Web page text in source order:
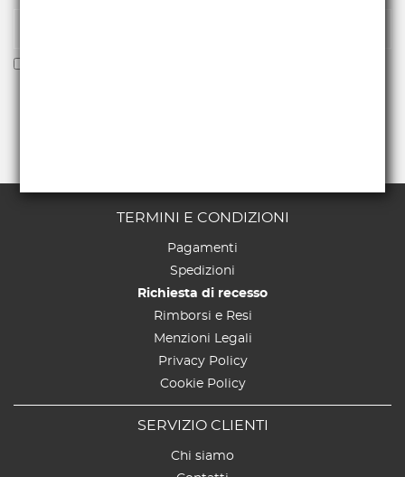
TERMINI E CONDIZIONI
Pagamenti
Spedizioni
Richiesta di recesso
Rimborsi e Resi
Menzioni Legali
Privacy Policy
Cookie Policy
SERVIZIO CLIENTI
Chi siamo